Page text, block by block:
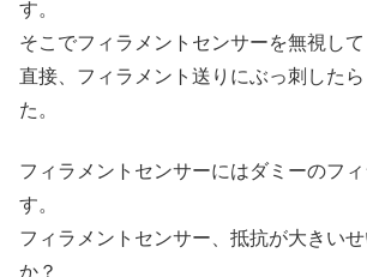
す。
そこでフィラメントセンサーを無視して
直接、フィラメント送りにぶっ刺した
た。
フィラメントセンサーにはダミーのフ
す。
フィラメントセンサー、抵抗が大きい
か？